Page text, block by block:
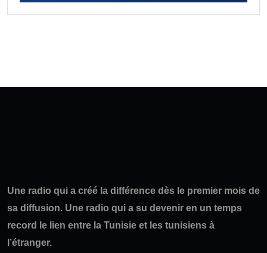
Une radio qui a créé la différence dès le premier mois de
sa diffusion. Une radio qui a su devenir en un temps
record le lien entre la Tunisie et les tunisiens à
l’étranger.